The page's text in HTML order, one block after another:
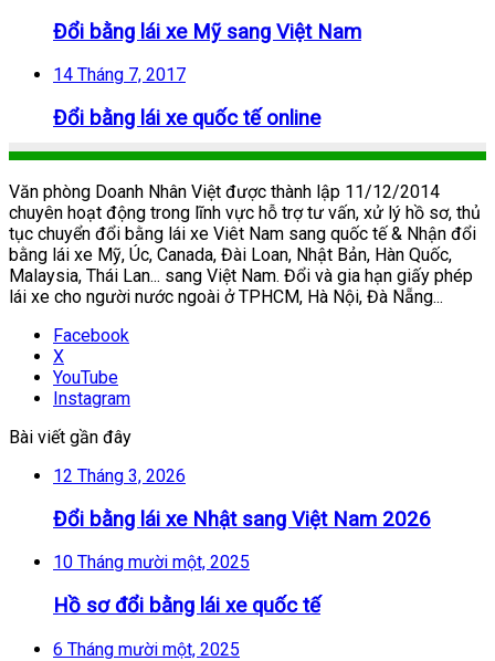
Đổi bằng lái xe Mỹ sang Việt Nam
14 Tháng 7, 2017
Đổi bằng lái xe quốc tế online
Văn phòng Doanh Nhân Việt được thành lập 11/12/2014
chuyên hoạt động trong lĩnh vực hỗ trợ tư vấn, xử lý hồ sơ, thủ
tục chuyển đổi bằng lái xe Viêt Nam sang quốc tế & Nhận đổi
bằng lái xe Mỹ, Úc, Canada, Đài Loan, Nhật Bản, Hàn Quốc,
Malaysia, Thái Lan... sang Việt Nam. Đổi và gia hạn giấy phép
lái xe cho người nước ngoài ở TPHCM, Hà Nội, Đà Nẵng...
Facebook
X
YouTube
Instagram
Bài viết gần đây
12 Tháng 3, 2026
Đổi bằng lái xe Nhật sang Việt Nam 2026
10 Tháng mười một, 2025
Hồ sơ đổi bằng lái xe quốc tế
6 Tháng mười một, 2025